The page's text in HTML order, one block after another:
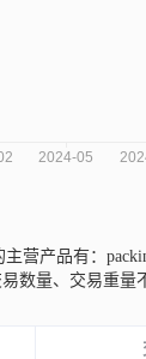
营产品有：
数量、交易重量